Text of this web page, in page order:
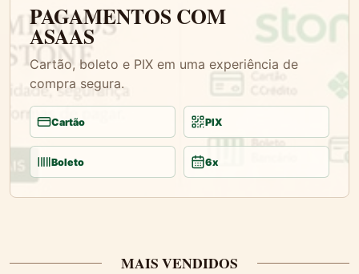
PAGAMENTOS COM
ASAAS
Cartão, boleto e PIX em uma experiência de
compra segura.
Cartão PIX
Boleto 6x
MAIS VENDIDOS